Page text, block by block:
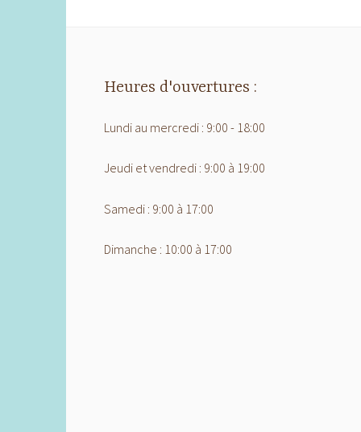
Heures d'ouvertures :
Lundi au mercredi : 9:00 - 18:00
Jeudi et vendredi : 9:00 à 19:00
Samedi : 9:00 à 17:00
Dimanche : 10:00 à 17:00